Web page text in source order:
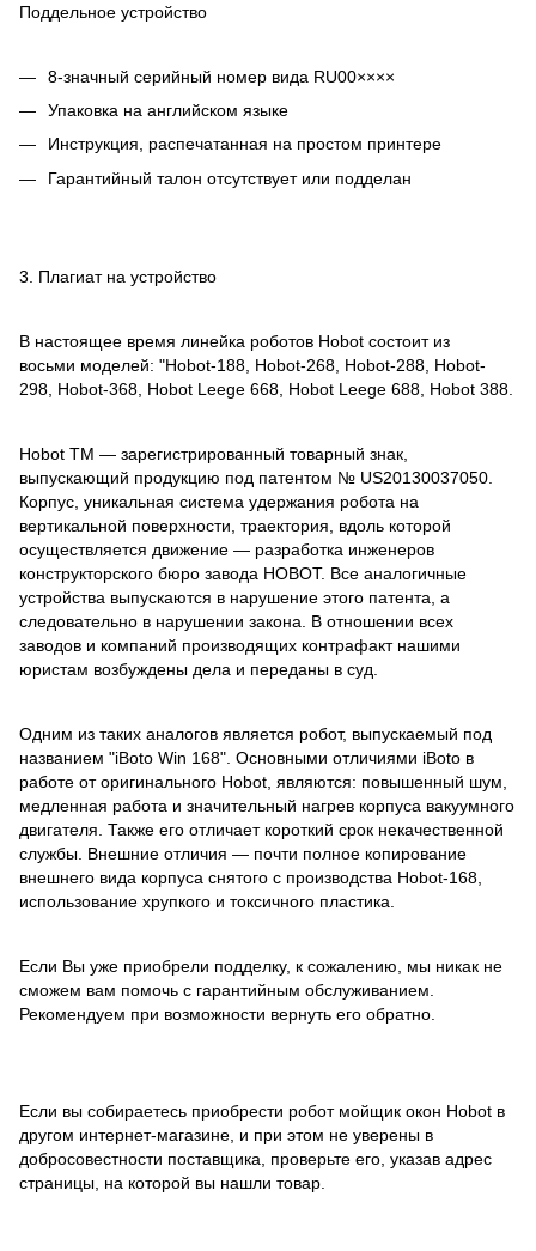
Поддельное устройство
8-значный серийный номер вида RU00××××
Упаковка на английском языке
Инструкция, распечатанная на простом принтере
Гарантийный талон отсутствует или подделан
3. Плагиат на устройство
В настоящее время линейка роботов Hobot состоит из
восьми моделей: "Hobot-188, Hobot-268, Hobot-288, Hobot-
298, Hobot-368, Hobot Leege 668, Hobot Leege 688, Hobot 388.
Hobot TM — зарегистрированный товарный знак,
выпускающий продукцию под патентом № US20130037050.
Корпус, уникальная система удержания робота на
вертикальной поверхности, траектория, вдоль которой
осуществляется движение — разработка инженеров
конструкторского бюро завода HOBOT. Все аналогичные
устройства выпускаются в нарушение этого патента, а
следовательно в нарушении закона. В отношении всех
заводов и компаний производящих контрафакт нашими
юристам возбуждены дела и переданы в суд.
Одним из таких аналогов является робот, выпускаемый под
названием "iBoto Win 168". Основными отличиями iBoto в
работе от оригинального Hobot, являются: повышенный шум,
медленная работа и значительный нагрев корпуса вакуумного
двигателя. Также его отличает короткий срок некачественной
службы. Внешние отличия — почти полное копирование
внешнего вида корпуса снятого с производства Hobot-168,
использование хрупкого и токсичного пластика.
Если Вы уже приобрели подделку, к сожалению, мы никак не
сможем вам помочь с гарантийным обслуживанием.
Рекомендуем при возможности вернуть его обратно.
Если вы собираетесь приобрести робот мойщик окон Hobot в
другом интернет-магазине, и при этом не уверены в
добросовестности поставщика, проверьте его, указав адрес
страницы, на которой вы нашли товар.